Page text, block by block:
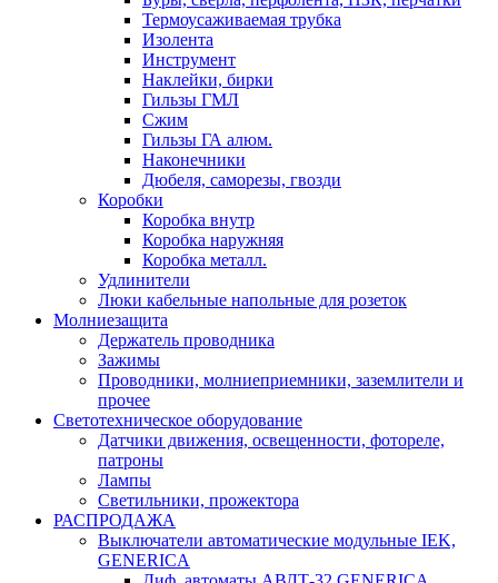
Термоусаживаемая трубка
Изолента
Инструмент
Наклейки, бирки
Гильзы ГМЛ
Сжим
Гильзы ГА алюм.
Наконечники
Дюбеля, саморезы, гвозди
Коробки
Коробка внутр
Коробка наружняя
Коробка металл.
Удлинители
Люки кабельные напольные для розеток
Молниезащита
Держатель проводника
Зажимы
Проводники, молниеприемники, заземлители и
прочее
Светотехническое оборудование
Датчики движения, освещенности, фотореле,
патроны
Лампы
Светильники, прожектора
РАСПРОДАЖА
Выключатели автоматические модульные IEK,
GENERICA